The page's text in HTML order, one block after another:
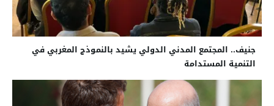
جنيف.. المجتمع المدني الدولي يشيد بالنموذج المغربي في
التنمية المستدامة